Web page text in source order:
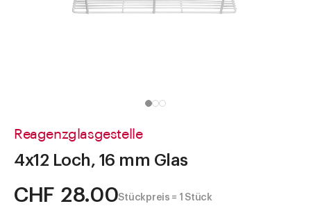
Reagenzglasgestelle
4x12 Loch, 16 mm Glas
CHF 28.00Stückpreis = 1 Stück